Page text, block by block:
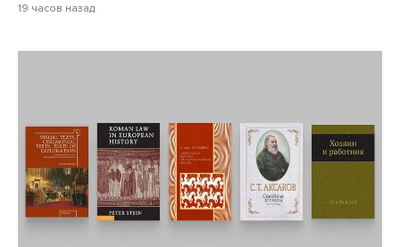
19 часов назад